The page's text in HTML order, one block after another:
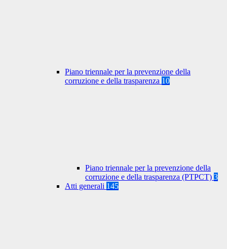
Piano triennale per la prevenzione della
corruzione e della trasparenza 10
Piano triennale per la prevenzione della
corruzione e della trasparenza (PTPCT) 3
Atti generali 145